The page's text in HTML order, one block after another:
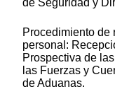
de Seguridad y
Procedimiento de
personal:
Prospectiva de
las Fuerzas y
de Aduanas.